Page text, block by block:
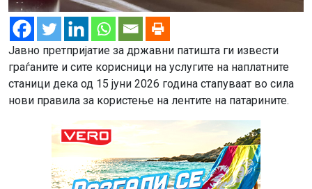
Јавно претпријатие за државни патишта ги извести
граѓаните и сите корисници на услугите на наплатните
станици дека од 15 јуни 2026 година стапуваат во сила
нови правила за користење на лентите на патарините.